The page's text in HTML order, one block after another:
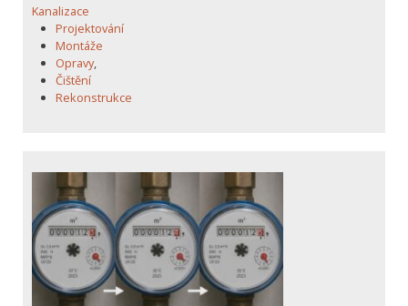
Kanalizace
Projektování
Montáže
Opravy,
Čištění
Rekonstrukce